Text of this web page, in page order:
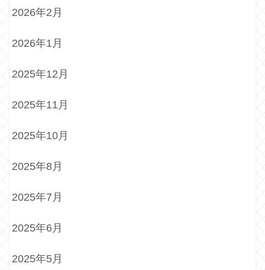
2026年2月
2026年1月
2025年12月
2025年11月
2025年10月
2025年8月
2025年7月
2025年6月
2025年5月